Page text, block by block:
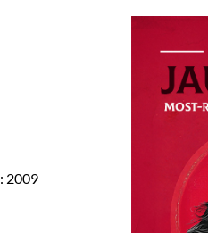
: 2009